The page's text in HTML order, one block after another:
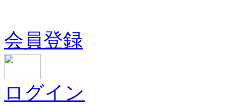
会員登録
ログイン